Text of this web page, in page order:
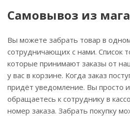
Самовывоз из
Вы можете забрать товар в
сотрудничающих с нами. Список
которые принимают заказы от
у вас в корзине. Когда заказ
придёт уведомление. Вы просто
обращаетесь к сотруднику в
номер заказа. Забрать покупку